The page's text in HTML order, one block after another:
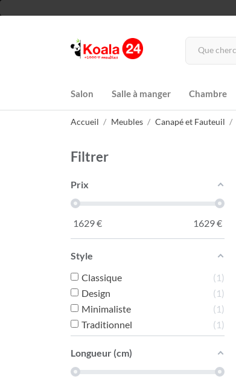
Salon Salle à manger Chambre
Accueil Meubles Canapé et Fauteuil
Filtrer
Prix
1629€ 1629€
Style
Classique
1
Design
1
Minimaliste
1
Traditionnel
1
Longueur (cm)